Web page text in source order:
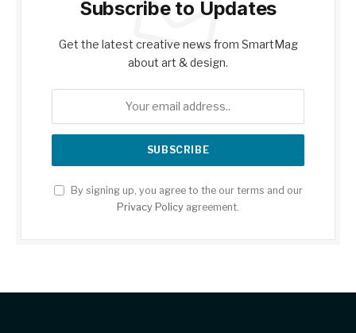
Subscribe to Updates
Get the latest creative news from SmartMag
about art & design.
By signing up, you agree to the our terms and our
Privacy Policy agreement.